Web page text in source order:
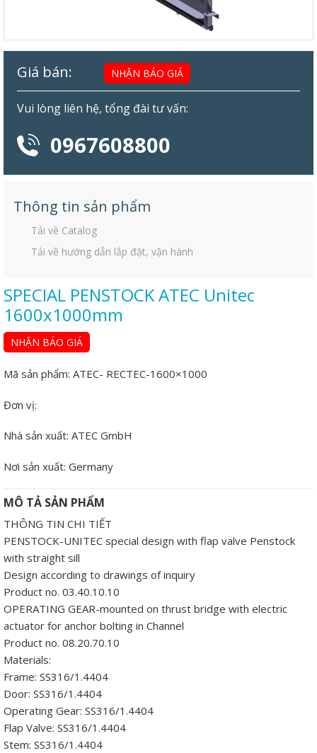
Giá bán: NHẬN BÁO GIÁ
Vui lòng liên hệ, tổng đài tư vấn:
0967608800
Thông tin sản phẩm
Tải về Catalog
Tải về hướng dẫn lắp đặt, vận hành
SPECIAL PENSTOCK ATEC Unitec
1600x1000mm
NHẬN BÁO GIÁ
Mã sản phẩm: ATEC- RECTEC-1600×1000
Đơn vị:
Nhà sản xuất: ATEC GmbH
Nơi sản xuất: Germany
MÔ TẢ SẢN PHẨM
THÔNG TIN CHI TIẾT
PENSTOCK-UNITEC special design with flap valve Penstock
with straight sill
Design according to drawings of inquiry
Product no. 03.40.10.10
OPERATING GEAR-mounted on thrust bridge with electric
actuator for anchor bolting in Channel
Product no. 08.20.70.10
Materials:
Frame: SS316/1.4404
Door: SS316/1.4404
Operating Gear: SS316/1.4404
Flap Valve: SS316/1.4404
Stem: SS316/1.4404